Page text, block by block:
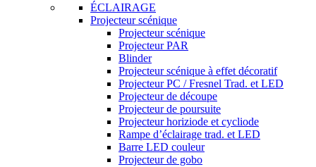
ÉCLAIRAGE
Projecteur scénique
Projecteur scénique
Projecteur PAR
Blinder
Projecteur scénique à effet décoratif
Projecteur PC / Fresnel Trad. et LED
Projecteur de découpe
Projecteur de poursuite
Projecteur horiziode et cycliode
Rampe d’éclairage trad. et LED
Barre LED couleur
Projecteur de gobo